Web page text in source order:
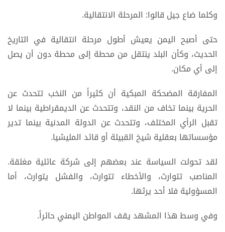
وكلما ضاع جيل قالوا: المرحلة الانتقالية.
حتى أصبح اليمن يعيش أطول مرحلة انتقالية في التاريخ
الحديث، وكأن البلد ينتقل من محطة إلى محطة دون أن يصل
إلى أي مكان.
المفارقة المضحكة المبكية أن كثيراً من النخب تتحدث عن
الحرية بينما تخاف من النقد، وتتحدث عن الديمقراطية بينما لا
تقبل الرأي المختلف، وتتحدث عن الدولة المدنية بينما تدير
مؤسساتها بعقلية شيخ القبيلة أو قائد المليشيا.
لقد تحولت السياسة عند بعضهم إلى شركة عائلية مغلقة.
المناصب تتوارث، والأخطاء تتوارث، والفشل يتوارث، أما
المسؤولية فلا أحد يرثها.
وفي وسط هذا المشهد يقف المواطن اليمني حائراً.